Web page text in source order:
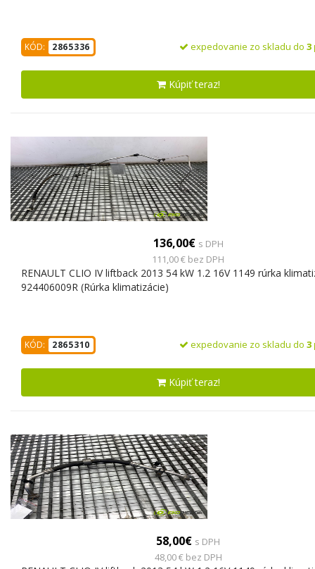
KÓD: 2865336 expedovanie zo skladu do 3
Kúpiť teraz!
136,00€ s DPH
111,00 € bez DPH
RENAULT CLIO IV liftback 2013 54 kW 1.2 16V 1149 rúrka
924406009R (Rúrka klimatizácie)
KÓD: 2865310 expedovanie zo skladu do 3
Kúpiť teraz!
58,00€ s DPH
48,00 € bez DPH